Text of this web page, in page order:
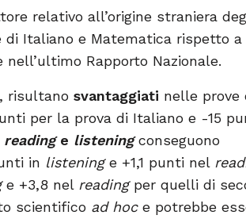
relativo all’origine straniera
di Italiano e Matematica rispetto
Rapporto Nazionale.
risultano svantaggiati nelle prove
per la prova di Italiano e -15
readinge listeningconseguono
in listeninge +1,1 punti nel
e +3,8 nel readingper quelli di
scientifico ad hoce potrebbe